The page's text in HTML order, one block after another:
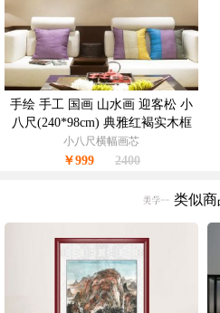
手绘 手工 国画 山水画 迎客松 小
八尺(240*98cm) 典雅红褐实木框
小八尺横幅画芯
￥999 2400
类似商